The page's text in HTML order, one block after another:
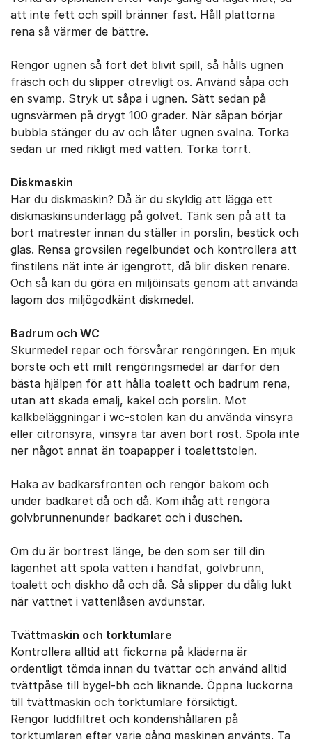
att inte fett och spill bränner fast. Håll plattorna
rena så värmer de bättre.
Rengör ugnen så fort det blivit spill, så hålls ugnen
fräsch och du slipper otrevligt os. Använd såpa och
en svamp. Stryk ut såpa i ugnen. Sätt sedan på
ugnsvärmen på drygt 100 grader. När såpan börjar
bubbla stänger du av och låter ugnen svalna. Torka
sedan ur med rikligt med vatten. Torka torrt.
Diskmaskin
Har du diskmaskin? Då är du skyldig att lägga ett
diskmaskinsunderlägg på golvet. Tänk sen på att ta
bort matrester innan du ställer in porslin, bestick och
glas. Rensa grovsilen regelbundet och kontrollera att
finstilens nät inte är igengrott, då blir disken renare.
Och så kan du göra en miljöinsats genom att använda
lagom dos miljögodkänt diskmedel.
Badrum och WC
Skurmedel repar och försvårar rengöringen. En mjuk
borste och ett milt rengöringsmedel är därför den
bästa hjälpen för att hålla toalett och badrum rena,
utan att skada emalj, kakel och porslin. Mot
kalkbeläggningar i wc-stolen kan du använda vinsyra
eller citronsyra, vinsyra tar även bort rost. Spola inte
ner något annat än toapapper i toalettstolen.
Haka av badkarsfronten och rengör bakom och
under badkaret då och då. Kom ihåg att rengöra
golvbrunnenunder badkaret och i duschen.
Om du är bortrest länge, be den som ser till din
lägenhet att spola vatten i handfat, golvbrunn,
toalett och diskho då och då. Så slipper du dålig lukt
när vattnet i vattenlåsen avdunstar.
Tvättmaskin och torktumlare
Kontrollera alltid att fickorna på kläderna är
ordentligt tömda innan du tvättar och använd alltid
tvättpåse till bygel-bh och liknande. Öppna luckorna
till tvättmaskin och torktumlare försiktigt.
Rengör luddfiltret och kondenshållaren på
torktumlaren efter varje gång maskinen använts. Ta